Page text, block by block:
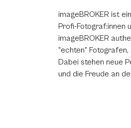
imageBROKER ist
Profi-Fotograf:innen
imageBROKER
"echten"
Dabei stehen neue
und die Freude an